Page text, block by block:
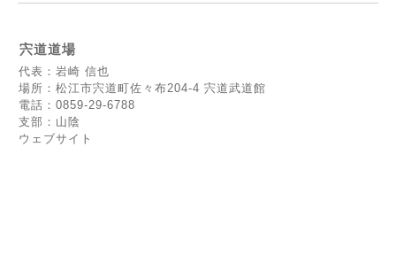
宍道道場
代表：岩崎 信也
場所：松江市宍道町佐々布204-4 宍道武道館
電話：0859-29-6788
支部：山陰
ウェブサイト